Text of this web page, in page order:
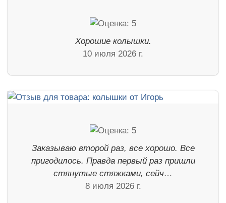
Хорошие колышки.
10 июля 2026 г.
Заказываю второй раз, все хорошо. Все
пригодилось. Правда первый раз пришли
стянутые стяжками, сейч…
8 июля 2026 г.